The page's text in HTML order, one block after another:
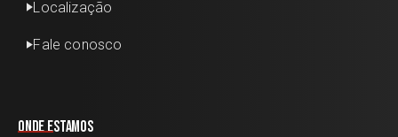
Localização
Fale conosco
Onde estamos